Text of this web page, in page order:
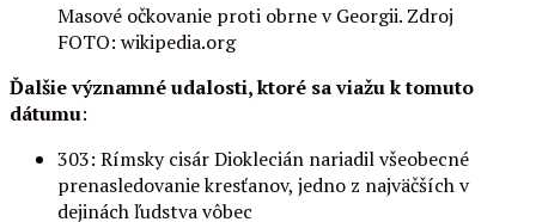
Masové očkovanie proti obrne v Georgii. Zdroj
FOTO: wikipedia.org
Ďalšie významné udalosti, ktoré sa viažu k tomuto
dátumu:
303: Rímsky cisár Dioklecián nariadil všeobecné
prenasledovanie kresťanov, jedno z najväčších v
dejinách ľudstva vôbec